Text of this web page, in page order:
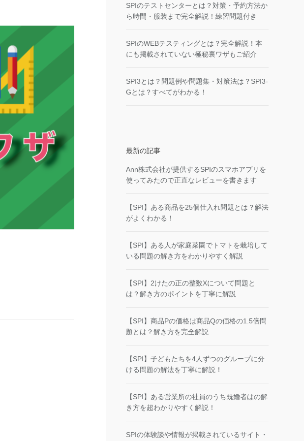
SPIのテストセンターとは？対策・予約方法か
ら時間・服装まで完全解説！練習問題付き
SPIのWEBテスティングとは？完全解説！本
にも掲載されていない極秘裏ワザもご紹介
SPI3とは？問題例や問題集・対策法は？SPI3-
Gとは？すべてがわかる！
最新の記事
Ann株式会社が提供するSPIのスマホアプリを
使ってみたので正直なレビューを書きます
【SPI】ある商品を25個仕入れ問題とは？解法
がよくわかる！
【SPI】ある人が家庭菜園でトマトを栽培して
いる問題の解き方をわかりやすく解説
【SPI】2けたの正の整数Xについて問題と
は？解き方のポイントを丁寧に解説
【SPI】商品Pの価格は商品Qの価格の1.5倍問
題とは？解き方を完全解説
【SPI】子どもたちを4人ずつのグループに分
ける問題の解法を丁寧に解説！
【SPI】ある営業所の社員のうち既婚者はの解
き方を超わかりやすく解説！
SPIの体験談や情報が掲載されているサイト・